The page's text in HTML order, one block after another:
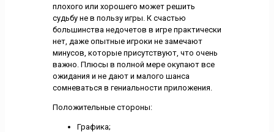
плохого или хорошего может решить
судьбу не в пользу игры. К счастью
большинства недочетов в игре практически
нет, даже опытные игроки не замечают
минусов, которые присутствуют, что очень
важно. Плюсы в полной мере окупают все
ожидания и не дают и малого шанса
сомневаться в гениальности приложения.
Положительные стороны:
Графика;